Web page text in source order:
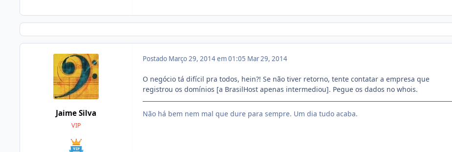
Jaime Silva
VIP
Postado Março 29, 2014 em 01:05 Mar 29, 2014
O negócio tá difícil pra todos, hein?! Se não tiver retorno, tente contatar a empresa que
registrou os domínios [a BrasilHost apenas intermediou]. Pegue os dados no whois.
Não há bem nem mal que dure para sempre. Um dia tudo acaba.